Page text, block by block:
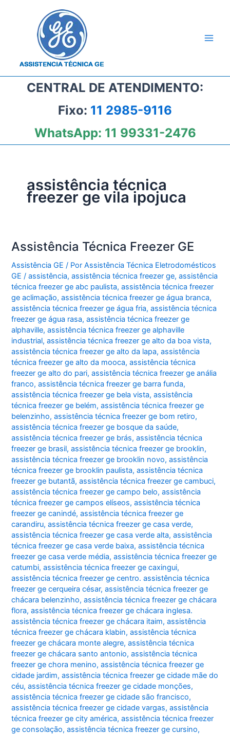
CENTRAL DE ATENDIMENTO:
Fixo: 11 2985-9116
WhatsApp: 11 99331-2476
assistência técnica
freezer ge vila ipojuca
Assistência Técnica Freezer GE
Assistência GE / PorAssistência Técnica Eletrodomésticos
GE/assistência,assistência técnica freezer ge,assistência
técnica freezer ge abc paulista,assistência técnica freezer
ge aclimação,assistência técnica freezer ge água branca,
assistência técnica freezer ge água fria,assistência técnica
freezer ge água rasa,assistência técnica freezer ge
alphaville,assistência técnica freezer ge alphaville
industrial,assistência técnica freezer ge alto da boa vista,
assistência técnica freezer ge alto da lapa,assistência
técnica freezer ge alto da mooca,assistência técnica
freezer ge alto do pari,assistência técnica freezer ge anália
franco,assistência técnica freezer ge barra funda,
assistência técnica freezer ge bela vista,assistência
técnica freezer ge belém,assistência técnica freezer ge
belenzinho,assistência técnica freezer ge bom retiro,
assistência técnica freezer ge bosque da saúde,
assistência técnica freezer ge brás,assistência técnica
freezer ge brasil,assistência técnica freezer ge brooklin,
assistência técnica freezer ge brooklin novo,assistência
técnica freezer ge brooklin paulista,assistência técnica
freezer ge butantã,assistência técnica freezer ge cambuci,
assistência técnica freezer ge campo belo,assistência
técnica freezer ge campos elíseos,assistência técnica
freezer ge canindé,assistência técnica freezer ge
carandiru,assistência técnica freezer ge casa verde,
assistência técnica freezer ge casa verde alta,assistência
técnica freezer ge casa verde baixa,assistência técnica
freezer ge casa verde média,assistência técnica freezer ge
catumbi,assistência técnica freezer ge caxingui,
assistência técnica freezer ge centro. assistência técnica
freezer ge cerqueira césar,assistência técnica freezer ge
chácara belenzinho,assistência técnica freezer ge chácara
flora,assistência técnica freezer ge chácara inglesa.
assistência técnica freezer ge chácara itaim,assistência
técnica freezer ge chácara klabin,assistência técnica
freezer ge chácara monte alegre,assistência técnica
freezer ge chácara santo antonio,assistência técnica
freezer ge chora menino,assistência técnica freezer ge
cidade jardim,assistência técnica freezer ge cidade mãe do
céu,assistência técnica freezer ge cidade monções,
assistência técnica freezer ge cidade são francisco,
assistência técnica freezer ge cidade vargas,assistência
técnica freezer ge city américa,assistência técnica freezer
ge consolação,assistência técnica freezer ge cursino,